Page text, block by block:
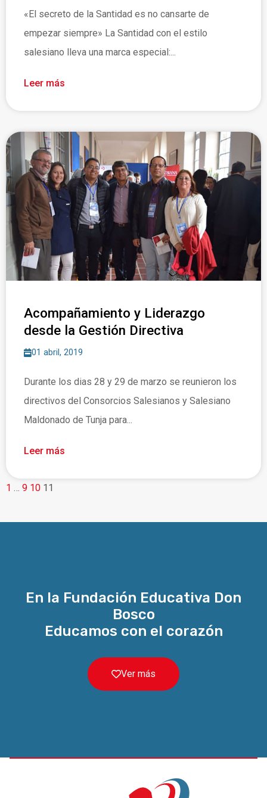
«El secreto de la Santidad es no cansarte de
empezar siempre» La Santidad con el estilo
salesiano lleva una marca especial:...
Leer más
Acompañamiento y Liderazgo
desde la Gestión Directiva
01 abril, 2019
Durante los dias 28 y 29 de marzo se reunieron los
directivos del Consorcios Salesianos y Salesiano
Maldonado de Tunja para...
Leer más
1 … 9 10 11
En la Fundación Educativa Don
Bosco
Educamos con el corazón
Ver más